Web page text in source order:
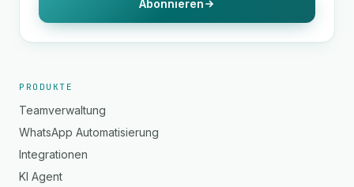
Abonnieren
PRODUKTE
Teamverwaltung
WhatsApp Automatisierung
Integrationen
KI Agent